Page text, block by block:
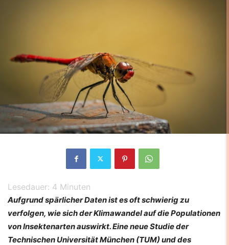
Lesedauer: 4 Minuten
Aufgrund spärlicher Daten ist es oft schwierig zu
verfolgen, wie sich der Klimawandel auf die Populationen
von Insektenarten auswirkt. Eine neue Studie der
Technischen Universität München (TUM) und des